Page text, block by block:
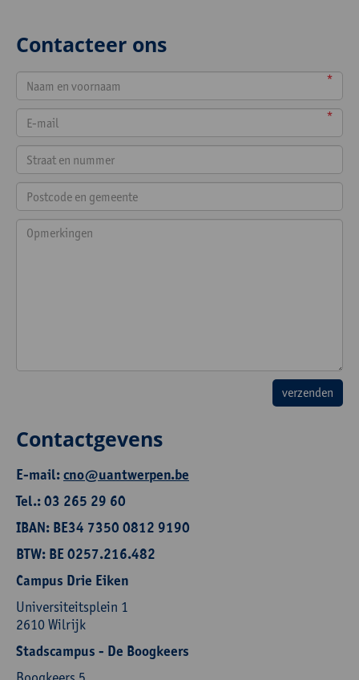
Contacteer ons
*
*
Contactgevens
E-mail:cno@uantwerpen.be
Tel.: 03 265 29 60
IBAN: BE34 7350 0812 9190
BTW: BE 0257.216.482
Campus Drie Eiken
Universiteitsplein 1
2610 Wilrijk
Stadscampus - De Boogkeers